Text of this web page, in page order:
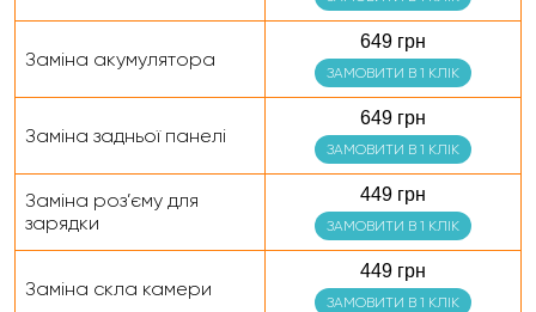
Заміна акумулятора
649 грн
ЗАМОВИТИ В 1 КЛІК
Заміна задньої панелі
649 грн
ЗАМОВИТИ В 1 КЛІК
Заміна роз’єму для
зарядки
449 грн
ЗАМОВИТИ В 1 КЛІК
Заміна скла камери
449 грн
ЗАМОВИТИ В 1 КЛІК